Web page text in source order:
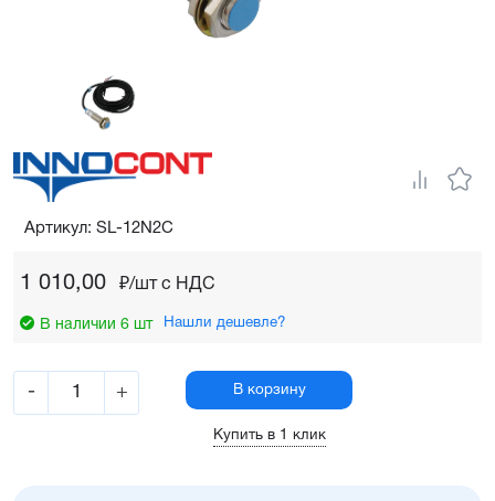
1 010,00 ₽/шт c НДС
В наличии 6 шт Нашли дешевле?
- + В корзину
Купить в 1 клик
Артикул: SL-12N2C